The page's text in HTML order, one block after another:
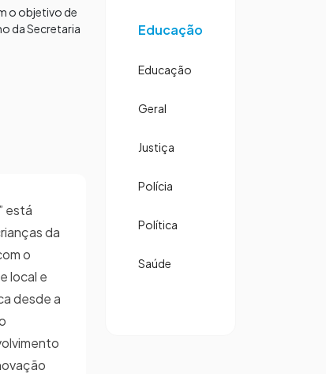
o objetivo de
da Secretaria
está
da
o
local e
desde a
Educação
Educação
Geral
Justiça
Polícia
Política
Saúde